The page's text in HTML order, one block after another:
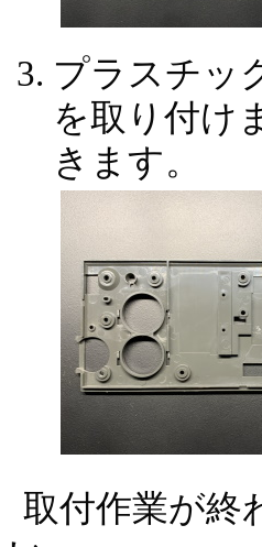
プラスチッ
を取り付け
きます。
取付作業が終